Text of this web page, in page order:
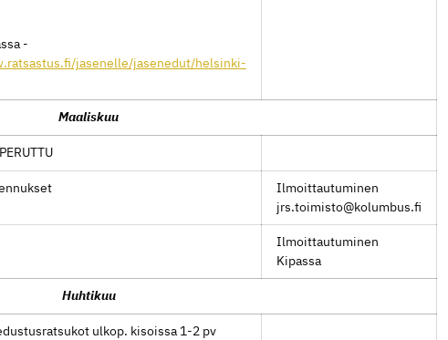
-
jasenelle/jasenedut/helsinki-
Maaliskuu
Ilmoittautuminen
jrs.toimisto@kolumbus.fi
Ilmoittautuminen
Kipassa
Huhtikuu
ulkop. kisoissa 1-2 pv